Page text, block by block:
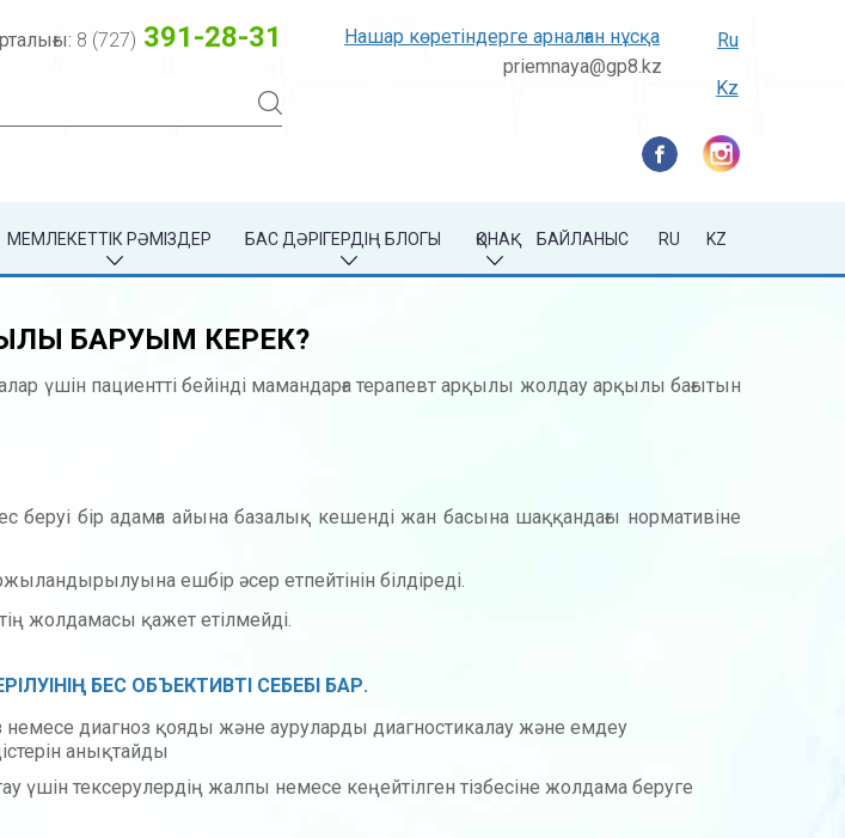
8 (727) 391-28-31
Нашар көретіндерге арналған нұсқа
priemnaya@gp8.kz
Ru
Kz
МЕМЛЕКЕТТІК РӘМІЗДЕР БАС ДӘРІГЕРДІҢ БЛОГЫ ҚОНАҚ БАЙЛАНЫС RU KZ
БАРУЫМ КЕРЕК?
үшін пациентті бейінді мамандарға терапевт арқылы жолдау арқылы бағытын
беруі бір адамға айына базалық кешенді жан басына шаққандағы нормативіне
ешбір әсер етпейтінін білдіреді.
жолдамасы қажет етілмейді.
БЕС ОБЪЕКТИВТІ СЕБЕБІ БАР.
немесе диагноз қояды және ауруларды диагностикалау және емдеу
анықтайды
үшін тексерулердің жалпы немесе кеңейтілген тізбесіне жолдама беруге